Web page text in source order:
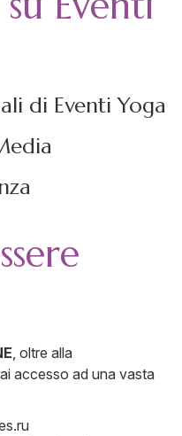
di Eventi Yoga
, oltre alla
accesso ad una vasta